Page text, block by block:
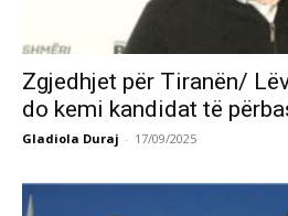
Zgjedhjet për Tiranën/
do kemi kandidat të
Gladiola Duraj - 17/09/2025